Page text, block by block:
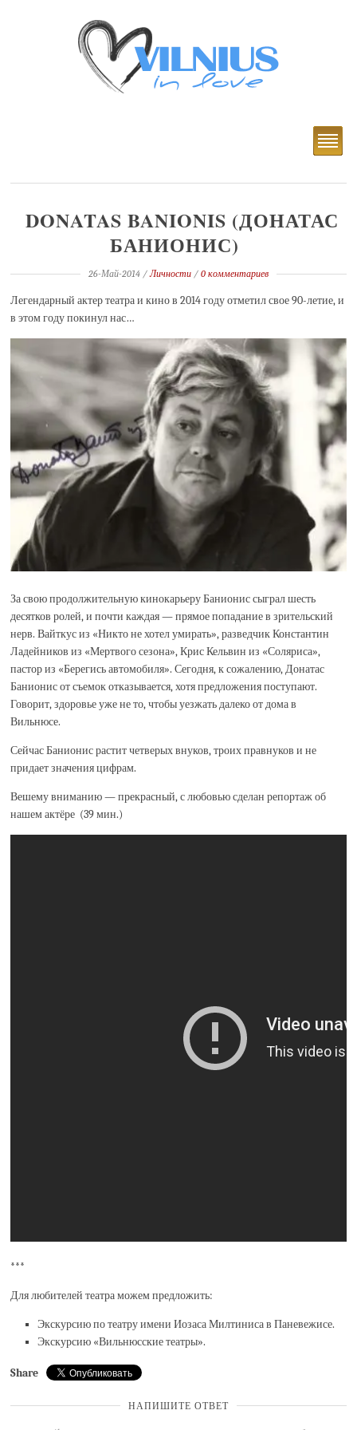
DONATAS BANIONIS (ДОНАТАС
БАНИОНИС)
26-Май-2014/Личности/ 0 комментариев
Легендарный актер театра и кино в 2014 году отметил свое 90-летие, и
в этом году покинул нас…
За свою продолжительную кинокарьеру Банионис сыграл шесть
десятков ролей, и почти каждая — прямое попадание в зрительский
нерв. Вайткус из «Никто не хотел умирать», разведчик Константин
Ладейников из «Мертвого сезона», Крис Кельвин из «Соляриса»,
пастор из «Берегись автомобиля». Сегодня, к сожалению, Донатас
Банионис от съемок отказывается, хотя предложения поступают.
Говорит, здоровье уже не то, чтобы уезжать далеко от дома в
Вильнюсе.
Сейчас Банионис растит четверых внуков, троих правнуков и не
придает значения цифрам.
Вешему вниманию — прекрасный, с любовью сделан репортаж об
нашем актёре (39 мин.)
***
Для любителей театра можем предложить:
Экскурсию по театру имени Иозаса Милтиниса в Паневежисе.
Экскурсию «Вильнюсские театры».
Share
НАПИШИТЕ ОТВЕТ